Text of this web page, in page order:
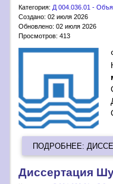
Категория: Д 004.036.01 -
Создано: 02 июля 2026
Обновлено: 02 июля 2026
Просмотров: 413
ПОДРОБНЕЕ:
Диссертация